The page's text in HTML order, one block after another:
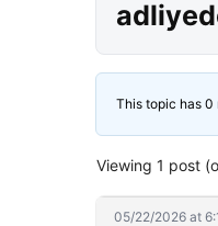
This topic has 0
Viewing 1 post
05/22/2026 at